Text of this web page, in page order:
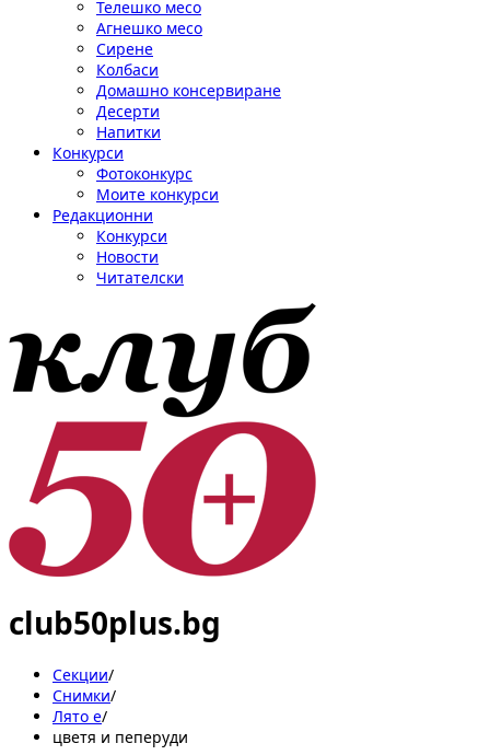
Телешко месо
Агнешко месо
Сирене
Колбаси
Домашно консервиране
Десерти
Напитки
Конкурси
Фотоконкурс
Моите конкурси
Редакционни
Конкурси
Новости
Читателски
club50plus.bg
Секции/
Снимки/
Лято е/
цветя и пеперуди